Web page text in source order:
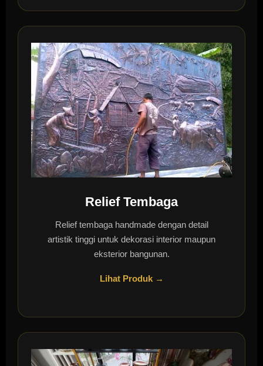
Relief Tembaga
Relief tembaga handmade dengan detail
artistik tinggi untuk dekorasi interior maupun
eksterior bangunan.
Lihat Produk →